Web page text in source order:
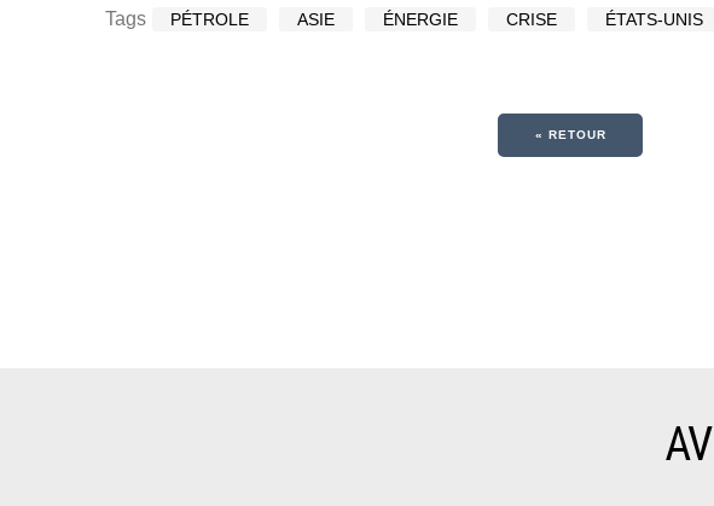
Tags PÉTROLE ASIE ÉNERGIE CRISE ÉTATS-UNIS
« RETOUR